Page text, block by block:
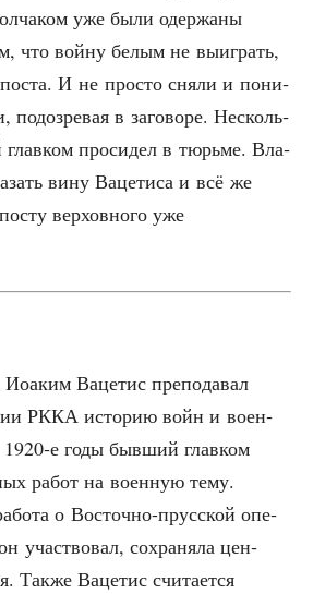
уже были одер­жа­ны
что вой­ну белым не выиг­рать,
И не про­сто сня­ли и пони­
подо­зре­вая в заго­во­ре. Несколь­
про­си­дел в тюрь­ме. Вла­
вину Ваце­ти­са и всё же
вер­хов­но­го уже
Ваце­тис пре­по­да­вал
РККА исто­рию войн и воен­
годы быв­ший глав­ком
работ на воен­ную тему.
о Восточ­но-прус­ской опе­
участ­во­вал, сохра­ня­ла цен­
Так­же Ваце­тис счи­та­ет­ся